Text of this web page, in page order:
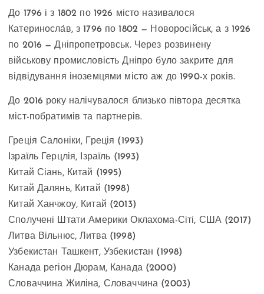
До 1796 і з 1802 по 1926 місто називалося
Катериносла́в, з 1796 по 1802 — Новоросійськ, а з 1926
по 2016 — Дніпропетровськ. Через розвинену
військову промисловість Дніпро було закрите для
відвідування іноземцями місто аж до 1990-х років.
До 2016 року налічувалося близько півтора десятка
міст-побратимів та партнерів.
Греція Салоніки, Греція (1993)
Ізраїль Герцлія, Ізраїль (1993)
Китай Сіань, Китай (1995)
Китай Далянь, Китай (1998)
Китай Ханчжоу, Китай (2013)
Сполучені Штати Америки Оклахома-Сіті, США (2017)
Литва Вільнюс, Литва (1998)
Узбекистан Ташкент, Узбекистан (1998)
Канада регіон Дюрам, Канада (2000)
Словаччина Жиліна, Словаччина (2003)